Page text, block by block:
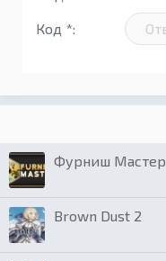
Код *:
Фурниш Мастер
Brown Dust 2